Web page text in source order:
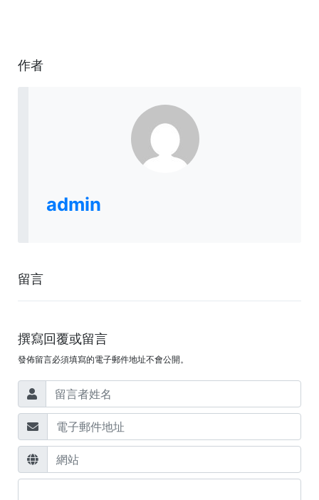
作者
admin
留言
撰寫回覆或留言
發佈留言必須填寫的電子郵件地址不會公開。